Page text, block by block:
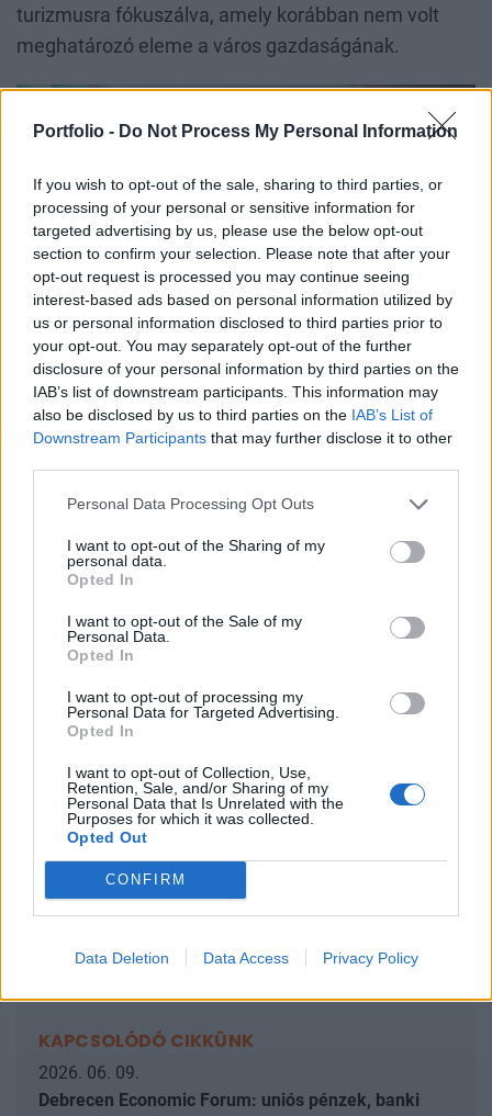
Portfolio - Do Not Process My Personal Information
If you wish to opt-out of the sale, sharing to third parties, or
processing of your personal or sensitive information for
targeted advertising by us, please use the below opt-out
section to confirm your selection. Please note that after your
opt-out request is processed you may continue seeing
interest-based ads based on personal information utilized by
us or personal information disclosed to third parties prior to
your opt-out. You may separately opt-out of the further
disclosure of your personal information by third parties on the
IAB’s list of downstream participants. This information may
also be disclosed by us to third parties on the IAB’s List of
Downstream Participants that may further disclose it to other
Personal Data Processing Opt Outs
I want to opt-out of the Sharing of my
personal data.
Opted In
I want to opt-out of the Sale of my
Personal Data.
Opted In
I want to opt-out of processing my
Personal Data for Targeted Advertising.
Opted In
I want to opt-out of Collection, Use,
Retention, Sale, and/or Sharing of my
Personal Data that Is Unrelated with the
Purposes for which it was collected.
Opted Out
CONFIRM
Data Deletion Data Access Privacy Policy
turizmusra fókuszálva, amely korábban nem volt
meghatározó eleme a város gazdaságának.
Pécskay Zoltán
teremtett a minőségi üzleti szálláshelyek iránt. A
SZINORG-cégcsoport ehhez kapcsolódva valósította
meg a Mercure Debrecen fejlesztését, majd
Központhoz közvetlenül kapcsolódó Hotel Lycium
bérbevételében és megújításában is szerepet vállalt.
A 92 szobás, Accor Handwritten Collection
márkanév alatt működő szálloda a város üzleti és
Szabó Sándor elmondása szerint a vendégkörben
már meghatározó a külföldi üzleti utazók aránya.
Hasonló stratégiát követ a XANGA cégcsoport is,
amely a repülőtér mellett nyitotta meg az Ibis Styles
utazók egyre erősebb jelenlétét.
KAPCSOLÓDÓ CIKKÜNK
2026. 06. 09.
Debrecen Economic Forum: uniós pénzek, banki